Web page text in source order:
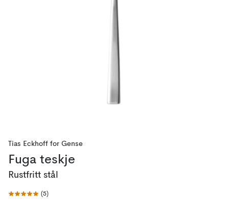
Tias Eckhoff for Gense
Fuga teskje
Rustfritt stål
(5)